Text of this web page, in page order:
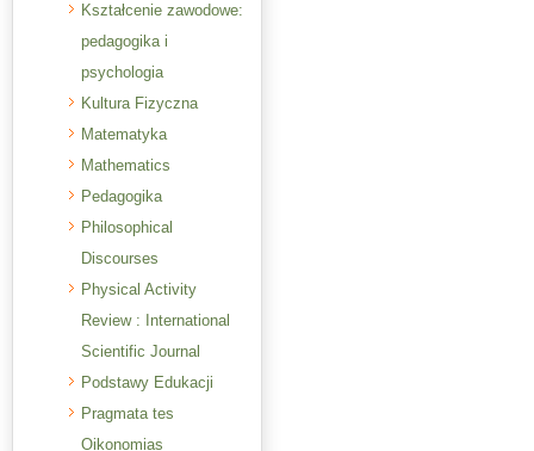
Kształcenie zawodowe:
pedagogika i
psychologia
Kultura Fizyczna
Matematyka
Mathematics
Pedagogika
Philosophical
Discourses
Physical Activity
Review : International
Scientific Journal
Podstawy Edukacji
Pragmata tes
Oikonomias